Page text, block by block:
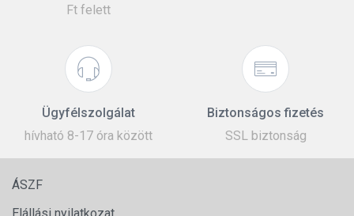
Ft felett
Ügyfélszolgálat
hívható 8-17 óra között
Biztonságos fizetés
SSL biztonság
ÁSZF